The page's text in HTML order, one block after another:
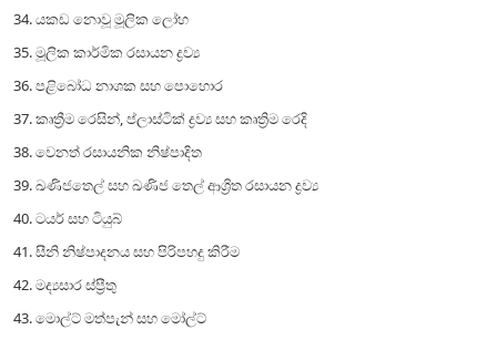
34. යකඩ නොවූ මූලික ලෝහ
35. මූලික කාර්මික රසායන ද්‍රව්‍ය
36. පළිබෝධ නාශක සහ පොහොර
37. කෘත්‍රීම රෙසින්, ප්ලාස්ටික් ද්‍රව්‍ය සහ කෘත්‍රිම රෙදි
38. වෙනත් රසායනික නිෂ්පාදිත
39. ඛණිජතෙල් සහ ඛණිජ තෙල් ආශ්‍රිත රසායන ද්‍රව්‍ය
40. ටයර් සහ ටියුබ්
41. සීනි නිෂ්පාදනය සහ පිරිපහදු කිරීම
42. මද්‍යසාර ස්ප්‍රීතු
43. මොල්ට් මත්පැන් සහ මෝල්ට්